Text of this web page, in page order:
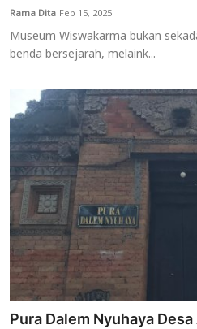
Rama Dita Feb 15, 2025
Museum Wiswakarma bukan
benda bersejarah, melaink...
Pura Dalem Nyuhaya